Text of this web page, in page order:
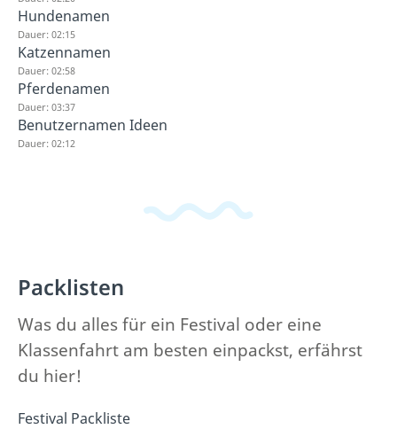
Hundenamen
Dauer: 02:15
Katzennamen
Dauer: 02:58
Pferdenamen
Dauer: 03:37
Benutzernamen Ideen
Dauer: 02:12
Packlisten
Was du alles für ein Festival oder eine
Klassenfahrt am besten einpackst, erfährst
du hier!
Festival Packliste